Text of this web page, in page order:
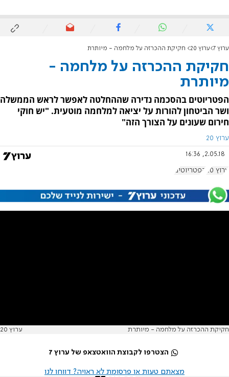
ערוץ 7 ערוץ 20 חקיקת ההכרזה על מלחמה - מיותרת
חקיקת ההכרזה על מלחמה -
מיותרת
הפטריוטים בהסכמה נדירה שההחלטה לאפשר לראש הממשלה
ושר הביטחון להורות על יציאה למלחמה מוטעית. "יש חוקי
חירום שעונים על הצורך הזה"
ערוץ 20
2.05.18, 16:36
ערוץ 20 הפטריוטים
חקיקת ההכרזה על מלחמה - מיותרת ערוץ 20
הצטרפו לקבוצת הוואטצאפ של ערוץ 7
מצאתם טעות או פרסומת לא ראויה? דווחו לנו